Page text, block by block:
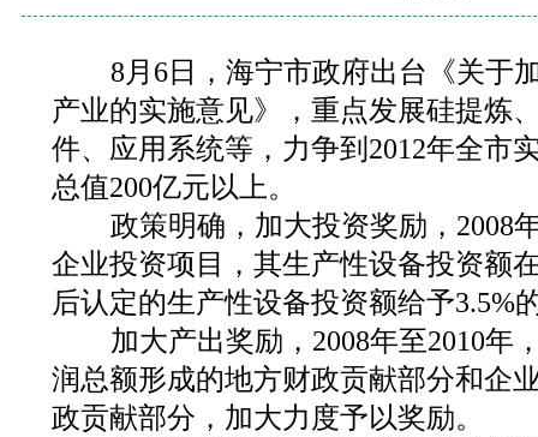
8月6日，海宁市政府出台《关于
产业的实施意见》，重点发展硅提炼
件、应用系统等，力争到2012年全市
总值200亿元以上。
政策明确，加大投资奖励，2008
企业投资项目，其生产性设备投资额
后认定的生产性设备投资额给予3.5%
加大产出奖励，2008年至2010年
润总额形成的地方财政贡献部分和企
政贡献部分，加大力度予以奖励。